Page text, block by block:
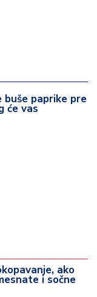
buše paprike pre
će vas
ako
i sočne